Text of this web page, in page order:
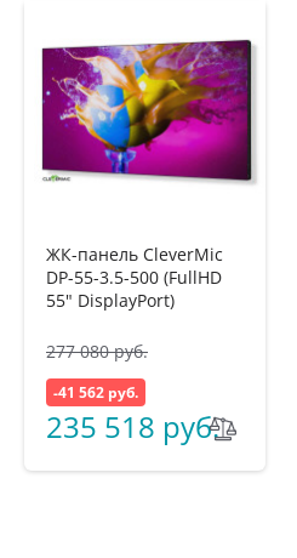
ЖК-панель CleverMic
DP-55-3.5-500 (FullHD
55" DisplayPort)
277 080 руб.
-41 562 руб.
235 518 руб.